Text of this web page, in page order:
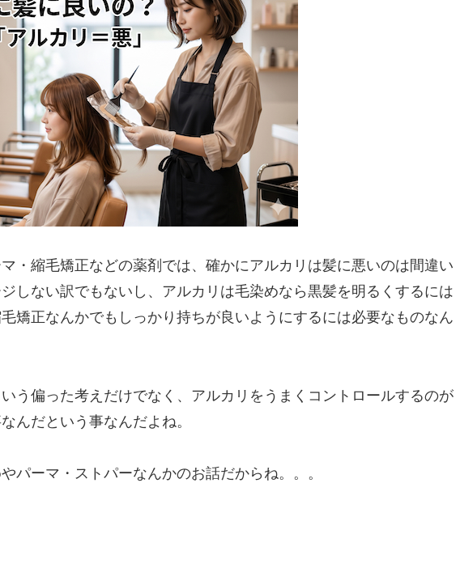
・縮毛矯正などの薬剤では、確かにアルカリは髪に悪いのは間違い
しない訳でもないし、アルカリは毛染めなら黒髪を明るくするには
矯正なんかでもしっかり持ちが良いようにするには必要なものなん
う偏った考えだけでなく、アルカリをうまくコントロールするのが
んだという事なんだよね。
パーマ・ストパーなんかのお話だからね。。。